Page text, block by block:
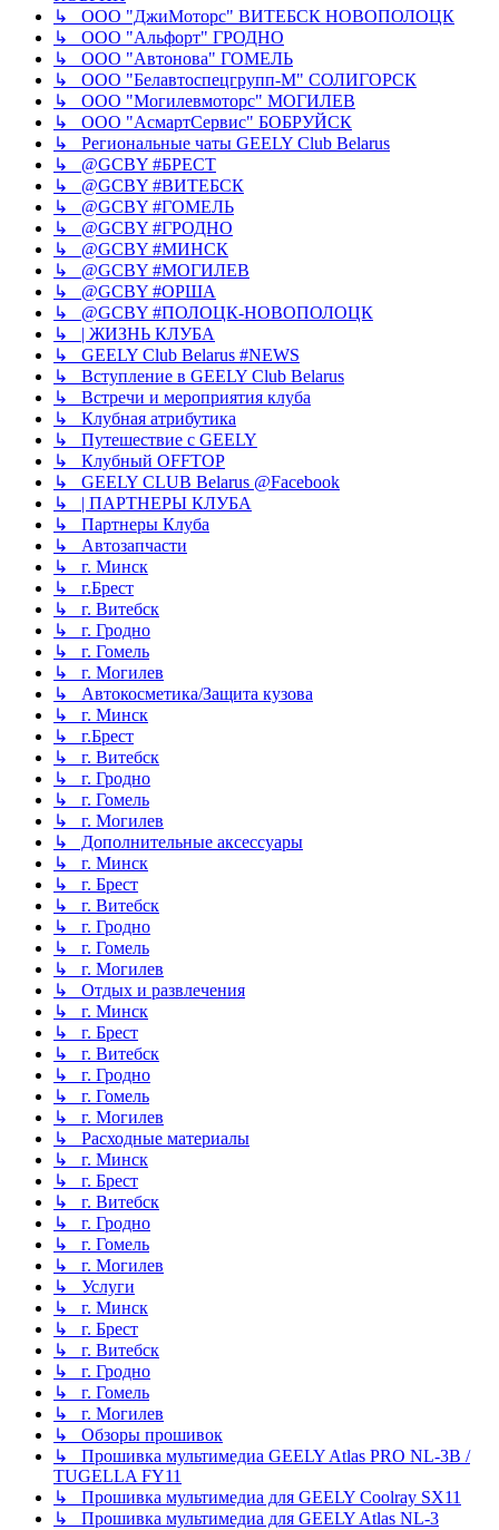
↳ ООО "ДжиМоторс" ВИТЕБСК НОВОПОЛОЦК
↳ ООО "Альфорт" ГРОДНО
↳ ООО "Автонова" ГОМЕЛЬ
↳ ООО "Белавтоспецгрупп-М" СОЛИГОРСК
↳ ООО "Могилевмоторс" МОГИЛЕВ
↳ ООО "АсмартСервис" БОБРУЙСК
↳ Региональные чаты GEELY Club Belarus
↳ @GCBY #БРЕСТ
↳ @GCBY #ВИТЕБСК
↳ @GCBY #ГОМЕЛЬ
↳ @GCBY #ГРОДНО
↳ @GCBY #МИНСК
↳ @GCBY #МОГИЛЕВ
↳ @GCBY #ОРША
↳ @GCBY #ПОЛОЦК-НОВОПОЛОЦК
↳ | ЖИЗНЬ КЛУБА
↳ GEELY Club Bеlarus #NEWS
↳ Вступление в GEELY Club Belarus
↳ Встречи и мероприятия клуба
↳ Клубная атрибутика
↳ Путешествие с GEELY
↳ Клубный OFFTOP
↳ GEELY CLUB Belarus @Facebook
↳ | ПАРТНЕРЫ КЛУБА
↳ Партнеры Клуба
↳ Автозапчасти
↳ г. Минск
↳ г.Брест
↳ г. Витебск
↳ г. Гродно
↳ г. Гомель
↳ г. Могилев
↳ Автокосметика/Защита кузова
↳ г. Минск
↳ г.Брест
↳ г. Витебск
↳ г. Гродно
↳ г. Гомель
↳ г. Могилев
↳ Дополнительные аксессуары
↳ г. Минск
↳ г. Брест
↳ г. Витебск
↳ г. Гродно
↳ г. Гомель
↳ г. Могилев
↳ Отдых и развлечения
↳ г. Минск
↳ г. Брест
↳ г. Витебск
↳ г. Гродно
↳ г. Гомель
↳ г. Могилев
↳ Расходные материалы
↳ г. Минск
↳ г. Брест
↳ г. Витебск
↳ г. Гродно
↳ г. Гомель
↳ г. Могилев
↳ Услуги
↳ г. Минск
↳ г. Брест
↳ г. Витебск
↳ г. Гродно
↳ г. Гомель
↳ г. Могилев
↳ Обзоры прошивок
↳ Прошивка мультимедиа GEELY Atlas PRO NL-3B /
TUGELLA FY11
↳ Прошивка мультимедиа для GEELY Coolray SX11
↳ Прошивка мультимедиа для GEELY Atlas NL-3